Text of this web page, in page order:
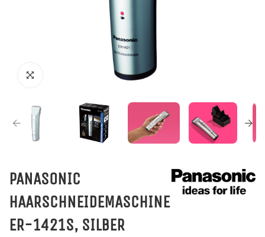
PANASONIC
HAARSCHNEIDEMASCHINE
ER-1421S, SILBER